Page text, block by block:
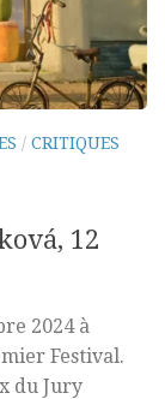
/ CRITIQUES
12
2024 à
Festival.
du Jury